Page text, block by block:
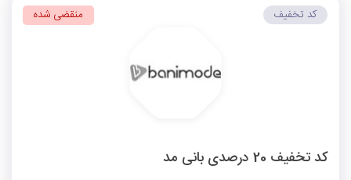
کد تخفیف 20 درصدی بانی مد
کد تخفیف منقضی شده